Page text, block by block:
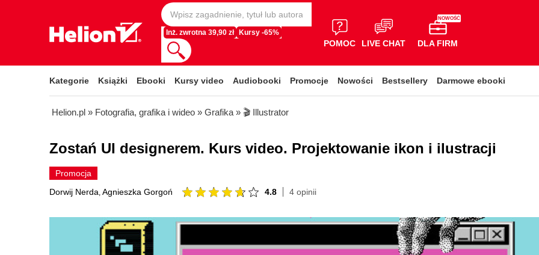
Inż. zwrotna 39,90 zł Kursy -65%
POMOC LIVE CHAT
NOWOŚĆ
DLA FIRM
Kategorie Książki Ebooki Kursy video Audiobooki Promocje Nowości Bestsellery Darmowe ebooki
Helion.pl » Fotografia, grafika i wideo » Grafika » 🎬 Illustrator
Zostań UI designerem. Kurs video. Projektowanie ikon i ilustracji
Promocja
Dorwij Nerda, Agnieszka Gorgoń 4.8 4 opinii